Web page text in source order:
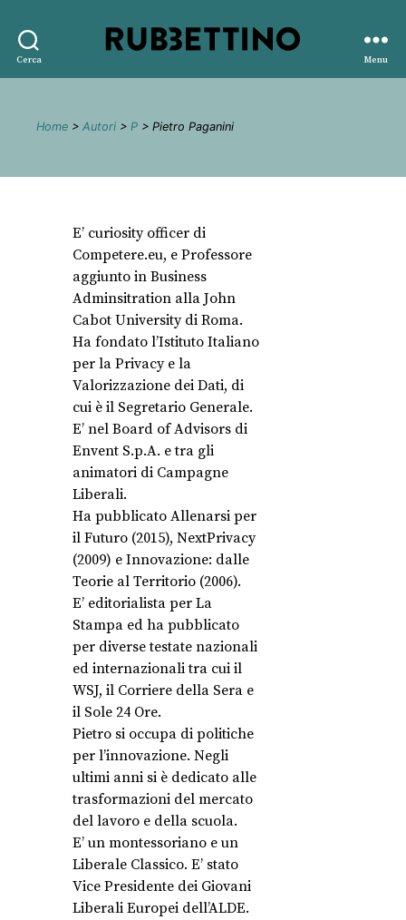
Cerca
editore
Menu
Home > Autori > P > Pietro Paganini
E’ curiosity officer di
Competere.eu, e Professore
aggiunto in Business
Adminsitration alla John
Cabot University di Roma.
Ha fondato l’Istituto Italiano
per la Privacy e la
Valorizzazione dei Dati, di
cui è il Segretario Generale.
E’ nel Board of Advisors di
Envent S.p.A. e tra gli
animatori di Campagne
Liberali.
Ha pubblicato Allenarsi per
il Futuro (2015), NextPrivacy
(2009) e Innovazione: dalle
Teorie al Territorio (2006).
E’ editorialista per La
Stampa ed ha pubblicato
per diverse testate nazionali
ed internazionali tra cui il
WSJ, il Corriere della Sera e
il Sole 24 Ore.
Pietro si occupa di politiche
per l’innovazione. Negli
ultimi anni si è dedicato alle
trasformazioni del mercato
del lavoro e della scuola.
E’ un montessoriano e un
Liberale Classico. E’ stato
Vice Presidente dei Giovani
Liberali Europei dell’ALDE.